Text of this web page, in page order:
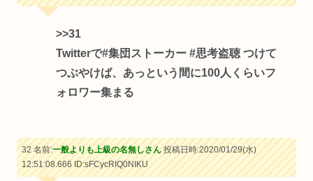
>>31
Twitterで#集団ストーカー #思考盗聴 つけて
つぶやけば、あっという間に100人くらいフ
ォロワー集まる
32 名前:一般よりも上級の名無しさん投稿日時:2020/01/29(水)
12:51:08.666ID:sFCycRIQ0NIKU